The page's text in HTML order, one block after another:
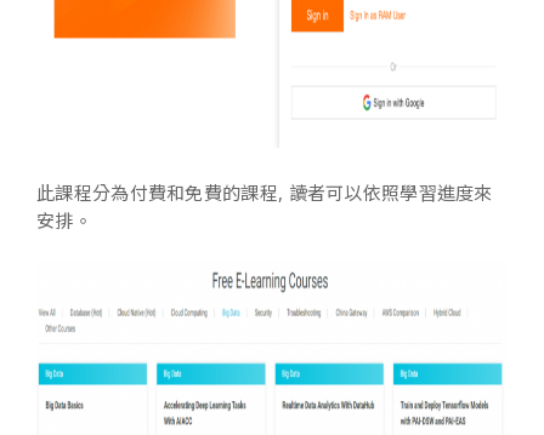
此課程分為付費和免費的課程, 讀者可以依照學習進度來
安排。